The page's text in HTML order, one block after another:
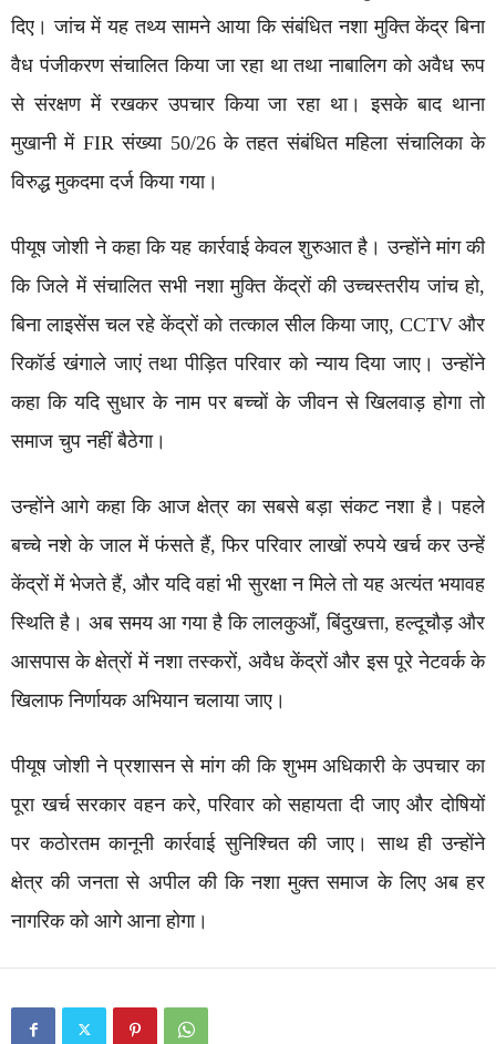
दिए। जांच में यह तथ्य सामने आया कि संबंधित नशा मुक्ति केंद्र बिना
वैध पंजीकरण संचालित किया जा रहा था तथा नाबालिग को अवैध रूप
से संरक्षण में रखकर उपचार किया जा रहा था। इसके बाद थाना
मुखानी में FIR संख्या 50/26 के तहत संबंधित महिला संचालिका के
विरुद्ध मुकदमा दर्ज किया गया।
पीयूष जोशी ने कहा कि यह कार्रवाई केवल शुरुआत है। उन्होंने मांग की
कि जिले में संचालित सभी नशा मुक्ति केंद्रों की उच्चस्तरीय जांच हो,
बिना लाइसेंस चल रहे केंद्रों को तत्काल सील किया जाए, CCTV और
रिकॉर्ड खंगाले जाएं तथा पीड़ित परिवार को न्याय दिया जाए। उन्होंने
कहा कि यदि सुधार के नाम पर बच्चों के जीवन से खिलवाड़ होगा तो
समाज चुप नहीं बैठेगा।
उन्होंने आगे कहा कि आज क्षेत्र का सबसे बड़ा संकट नशा है। पहले
बच्चे नशे के जाल में फंसते हैं, फिर परिवार लाखों रुपये खर्च कर उन्हें
केंद्रों में भेजते हैं, और यदि वहां भी सुरक्षा न मिले तो यह अत्यंत भयावह
स्थिति है। अब समय आ गया है कि लालकुआँ, बिंदुखत्ता, हल्दूचौड़ और
आसपास के क्षेत्रों में नशा तस्करों, अवैध केंद्रों और इस पूरे नेटवर्क के
खिलाफ निर्णायक अभियान चलाया जाए।
पीयूष जोशी ने प्रशासन से मांग की कि शुभम अधिकारी के उपचार का
पूरा खर्च सरकार वहन करे, परिवार को सहायता दी जाए और दोषियों
पर कठोरतम कानूनी कार्रवाई सुनिश्चित की जाए। साथ ही उन्होंने
क्षेत्र की जनता से अपील की कि नशा मुक्त समाज के लिए अब हर
नागरिक को आगे आना होगा।